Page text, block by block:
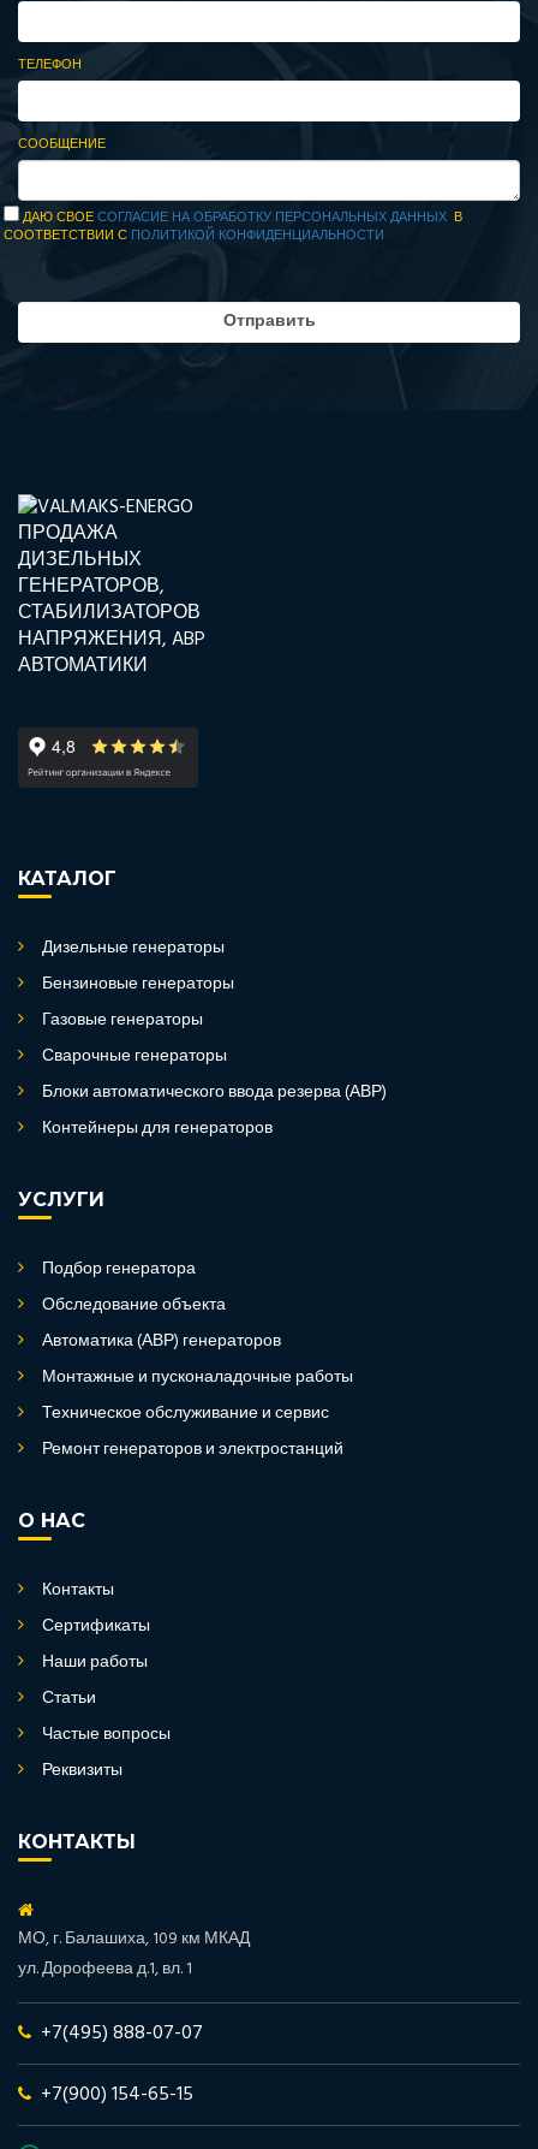
ТЕЛЕФОН
СООБЩЕНИЕ
ДАЮ СВОЕСОГЛАСИЕ НА ОБРАБОТКУ ПЕРСОНАЛЬНЫХ ДАННЫХ В
СООТВЕТСТВИИ С ПОЛИТИКОЙ КОНФИДЕНЦИАЛЬНОСТИ
КАТАЛОГ
Дизельные генераторы
Бензиновые генераторы
Газовые генераторы
Сварочные генераторы
Блоки автоматического ввода резерва (АВР)
Контейнеры для генераторов
УСЛУГИ
Подбор генератора
Обследование объекта
Автоматика (АВР) генераторов
Монтажные и пусконаладочные работы
Техническое обслуживание и сервис
Ремонт генераторов и электростанций
О НАС
Контакты
Сертификаты
Наши работы
Статьи
Частые вопросы
Реквизиты
КОНТАКТЫ
МО, г. Балашиха, 109 км МКАД
ул. Дорофеева д.1, вл. 1
+7(495) 888-07-07
+7(900) 154-65-15